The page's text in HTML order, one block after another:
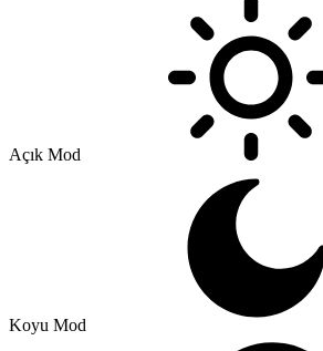
Açık Mod
Koyu Mod